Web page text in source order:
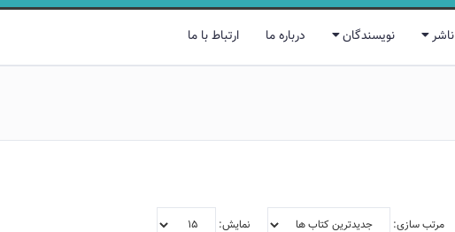
ناشر نویسندگان درباره ما ارتباط با ما
مرتب سازی: نمایش: